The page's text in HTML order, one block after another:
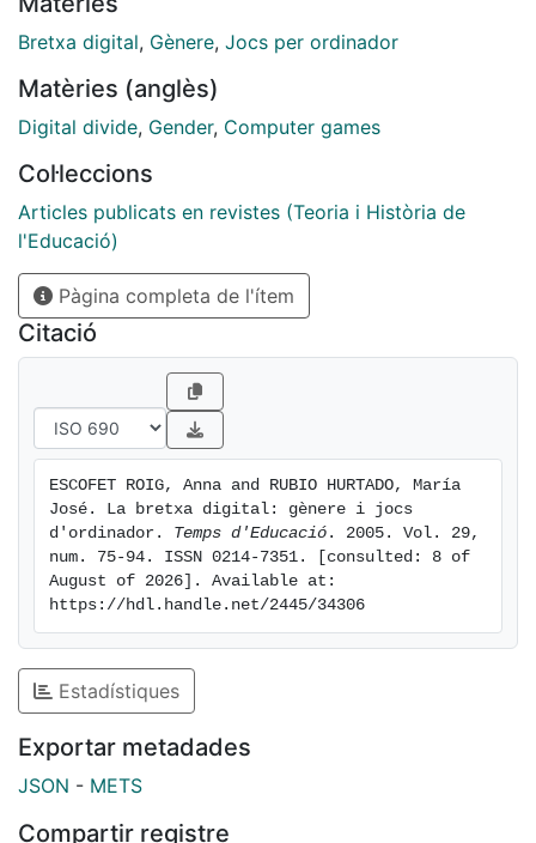
malgrat les bondats educatives de l"activitat lúdica,
l"ús educatiu dels jocs d"ordinador és mínim. A més, es
de gènere en diferents aspectes relacionats amb els
jocs multimèdia.
Bretxa digital, Gènere, Jocs per ordinador
Matèries (anglès)
Digital divide, Gender, Computer games
Col·leccions
Articles publicats en revistes (Teoria i Història de
l'Educació)
Pàgina completa de l'ítem
Citació
ESCOFET ROIG, Anna and RUBIO HURTADO, María
José. La bretxa digital: gènere i jocs
d'ordinador. Temps d'Educació . 2005. Vol. 29,
num. 75-94. ISSN 0214-7351. [consulted: 8 of
August of 2026]. Available at:
https://hdl.handle.net/2445/34306
Estadístiques
Exportar metadades
JSON - METS
Compartir registre